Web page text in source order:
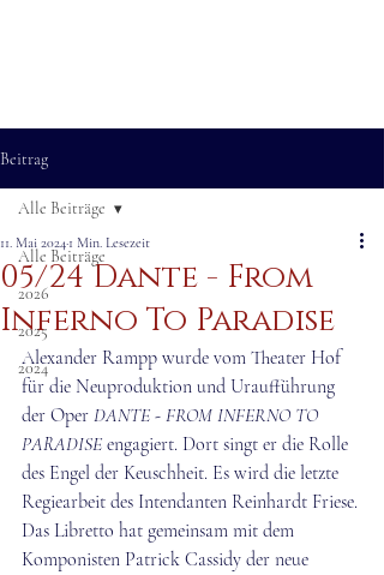
Beitrag
Alle Beiträge
2026
2025
2024
Alle Beiträge
05/24 Dante - From
Inferno To Paradise
11. Mai 2024 1 Min. Lesezeit
Alexander Rampp wurde vom Theater Hof
für die Neuproduktion und Uraufführung
der Oper DANTE - FROM INFERNO TO
PARADISE engagiert. Dort singt er die Rolle
des Engel der Keuschheit. Es wird die letzte
Regiearbeit des Intendanten Reinhardt Friese.
Das Libretto hat gemeinsam mit dem
Komponisten Patrick Cassidy der neue